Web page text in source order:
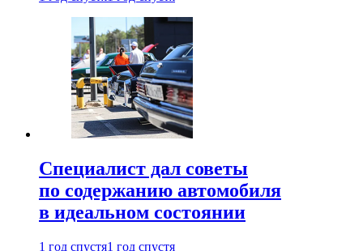
Специалист дал советы
по содержанию автомобиля
в идеальном состоянии
1 год спустя1 год спустя